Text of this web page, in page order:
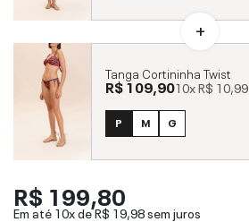
Tanga Cortininha Twist
R$ 109,9010xR$ 10,99
P M G
R$ 199,80
Em até 10x deR$ 19,98sem juros